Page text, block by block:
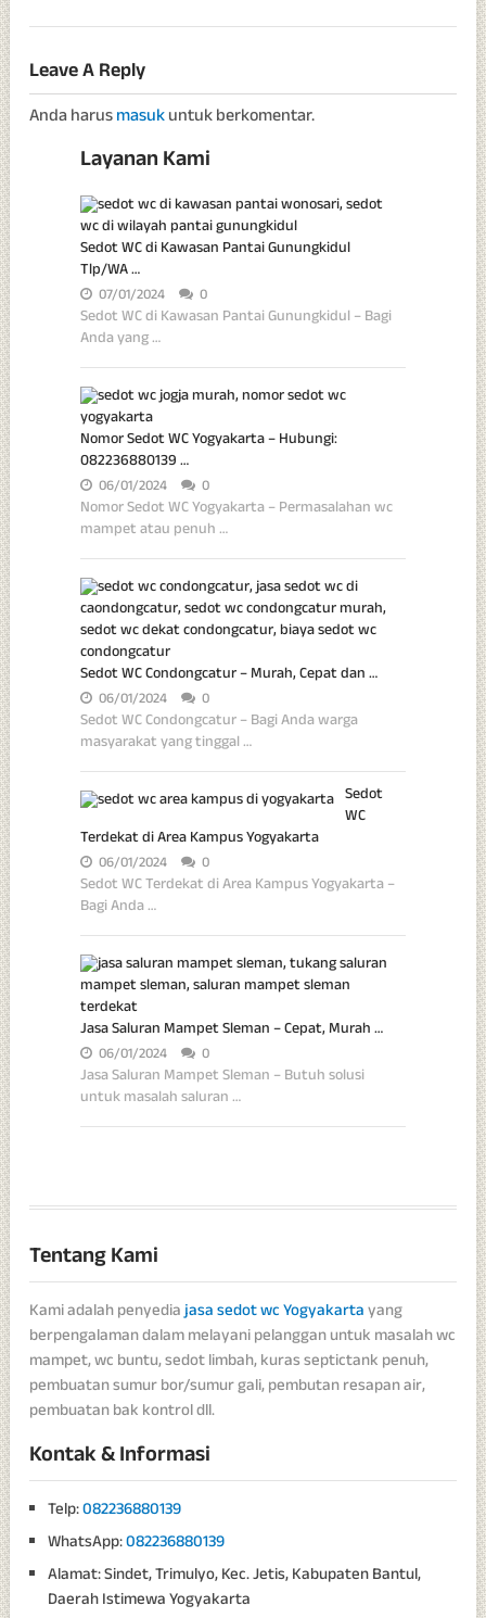
Leave A Reply
Anda harusmasukuntuk berkomentar.
Layanan Kami
Sedot WC di Kawasan Pantai Gunungkidul
Tlp/WA …
07/01/2024 0
Sedot WC di Kawasan Pantai Gunungkidul – Bagi
Anda yang …
Nomor Sedot WC Yogyakarta – Hubungi:
082236880139 …
06/01/2024 0
Nomor Sedot WC Yogyakarta – Permasalahan wc
mampet atau penuh …
Sedot WC Condongcatur – Murah, Cepat dan …
06/01/2024 0
Sedot WC Condongcatur – Bagi Anda warga
masyarakat yang tinggal …
Sedot
WC
Terdekat di Area Kampus Yogyakarta
06/01/2024 0
Sedot WC Terdekat di Area Kampus Yogyakarta –
Bagi Anda …
Jasa Saluran Mampet Sleman – Cepat, Murah …
06/01/2024 0
Jasa Saluran Mampet Sleman – Butuh solusi
untuk masalah saluran …
Tentang Kami
Kami adalah penyediajasa sedot wc Yogyakartayang
berpengalaman dalam melayani pelanggan untuk masalah wc
mampet, wc buntu, sedot limbah, kuras septictank penuh,
pembuatan sumur bor/sumur gali, pembutan resapan air,
pembuatan bak kontrol dll.
Kontak & Informasi
Telp:082236880139
WhatsApp:082236880139
Alamat: Sindet, Trimulyo, Kec. Jetis, Kabupaten Bantul,
Daerah Istimewa Yogyakarta